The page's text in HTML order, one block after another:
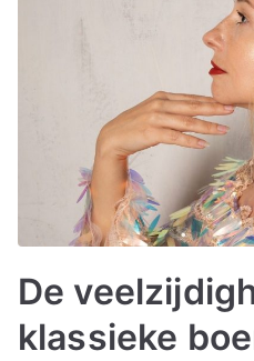
De
klassieke